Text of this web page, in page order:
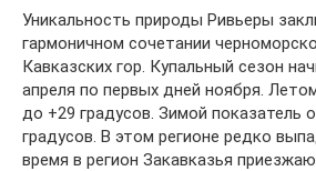
Уникальность природы Ривьеры
гармоничном сочетании
Кавказских гор. Купальный сезон
апреля по первых дней ноября.
до +29 градусов. Зимой показатель
градусов. В этом регионе редко
время в регион Закавказья